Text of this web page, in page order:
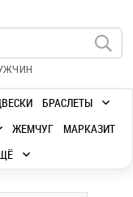
БРАСЛЕТЫ
ЖЕМЧУГ
МАРКАЗИТ